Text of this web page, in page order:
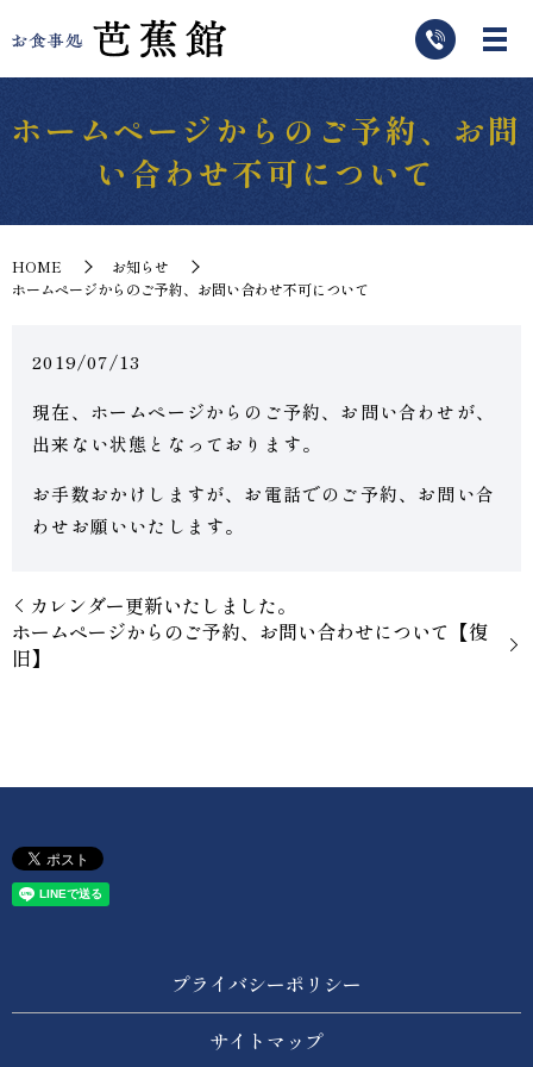
ホームページからのご予約、お問
い合わせ不可について
HOME
お知らせ
ホームページからのご予約、お問い合わせ不可について
2019/07/13
現在、ホームページからのご予約、お問い合わせが、
出来ない状態となっております。
お手数おかけしますが、お電話でのご予約、お問い合
わせお願いいたします。
カレンダー更新いたしました。
ホームページからのご予約、お問い合わせについて【復
旧】
プライバシーポリシー
サイトマップ